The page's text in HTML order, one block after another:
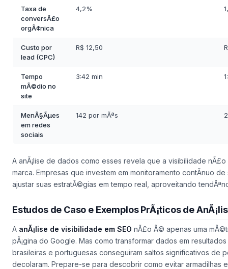
Taxa de
conversÃ£o
orgÃ¢nica
4,2%
Custo por
lead (CPC)
R$ 12,50
Tempo
mÃ©dio no
site
3:42 min
MenÃ§Ãµes
em redes
sociais
142 por mÃªs
A anÃ¡lise de dados como esses revela que a visibilidade
marca. Empresas que investem em monitoramento contÃ­nuo
ajustar suas estratÃ©gias em tempo real, aproveitando
Estudos de Caso e Exemplos PrÃ¡ticos de
A anÃ¡lise de visibilidade em SEO nÃ£o Ã© apenas uma
pÃ¡gina do Google. Mas como transformar dados em
brasileiras e portuguesas conseguiram saltos significativos de
decolaram. Prepare-se para descobrir como evitar armadilhas